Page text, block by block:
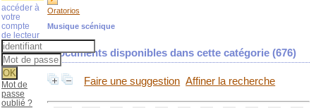
Oratorios
Musique scénique
Documents disponibles dans cette catégorie (676)
Faire une suggestion Affiner la recherche
accéder à
votre
compte
de lecteur
Mot de
passe
oublié ?